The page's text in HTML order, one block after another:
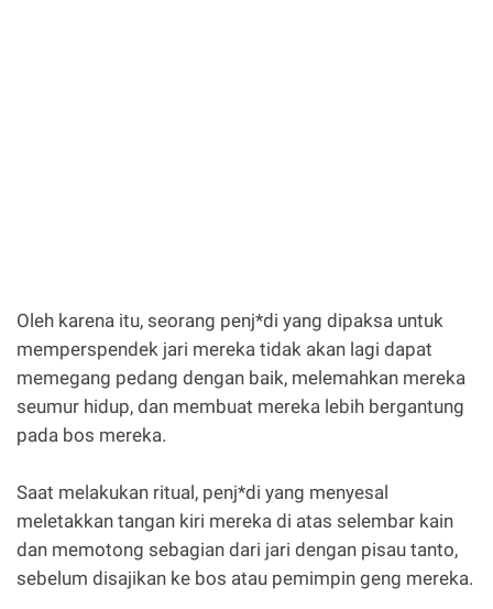
Oleh karena itu, seorang penj*di yang dipaksa untuk
memperspendek jari mereka tidak akan lagi dapat
memegang pedang dengan baik, melemahkan mereka
seumur hidup, dan membuat mereka lebih bergantung
pada bos mereka.
Saat melakukan ritual, penj*di yang menyesal
meletakkan tangan kiri mereka di atas selembar kain
dan memotong sebagian dari jari dengan pisau tanto,
sebelum disajikan ke bos atau pemimpin geng mereka.